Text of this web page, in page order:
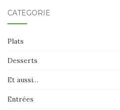
CATÉGORIE
Plats
Desserts
Et aussi…
Entrées